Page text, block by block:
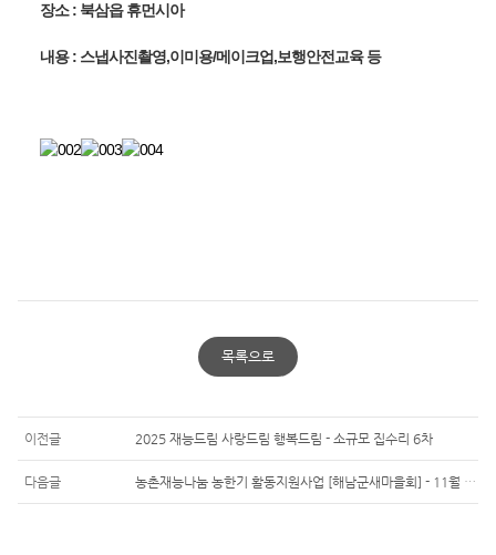
장소 : 북삼읍 휴먼시아
내용 : 스냅사진촬영,이미용/메이크업,보행안전교육 등
목록으로
이전글 2025 재능드림 사랑드림 행복드림 - 소규모 집수리 6차
다음글 농촌재능나눔 농한기 활동지원사업 [해남군새마을회] - 11월 17일 외공마을